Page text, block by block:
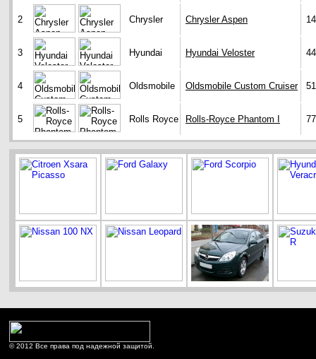
2 Chrysler Chrysler Aspen
3 Hyundai Hyundai Veloster
4 Oldsmobile Oldsmobile Custom Cruiser
5 Rolls Royce Rolls-Royce Phantom I
© 2012 Все права под надежной защитой.